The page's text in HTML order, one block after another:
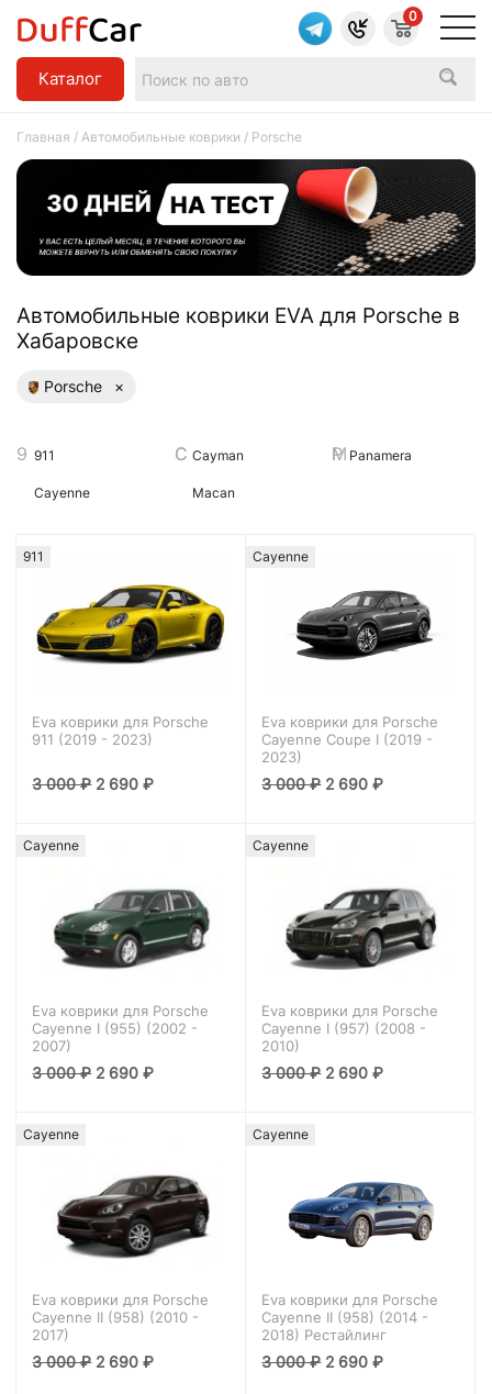
Каталог
0
Главная / Автомобильные коврики / Porsche
Aвтомобильные коврики EVA для Porsche в
Хабаровске
Porsche ×
911
Cayenne
Cayman
Macan
Panamera
911
Eva коврики для Porsche
911 (2019 - 2023)
3 000₽ 2 690₽
Cayenne
Eva коврики для Porsche
Cayenne Coupe I (2019 -
2023)
3 000₽ 2 690₽
Cayenne
Eva коврики для Porsche
Cayenne I (955) (2002 -
2007)
3 000₽ 2 690₽
Cayenne
Eva коврики для Porsche
Cayenne I (957) (2008 -
2010)
3 000₽ 2 690₽
Cayenne
Eva коврики для Porsche
Cayenne II (958) (2010 -
2017)
3 000₽ 2 690₽
Cayenne
Eva коврики для Porsche
Cayenne II (958) (2014 -
2018) Рестайлинг
3 000₽ 2 690₽